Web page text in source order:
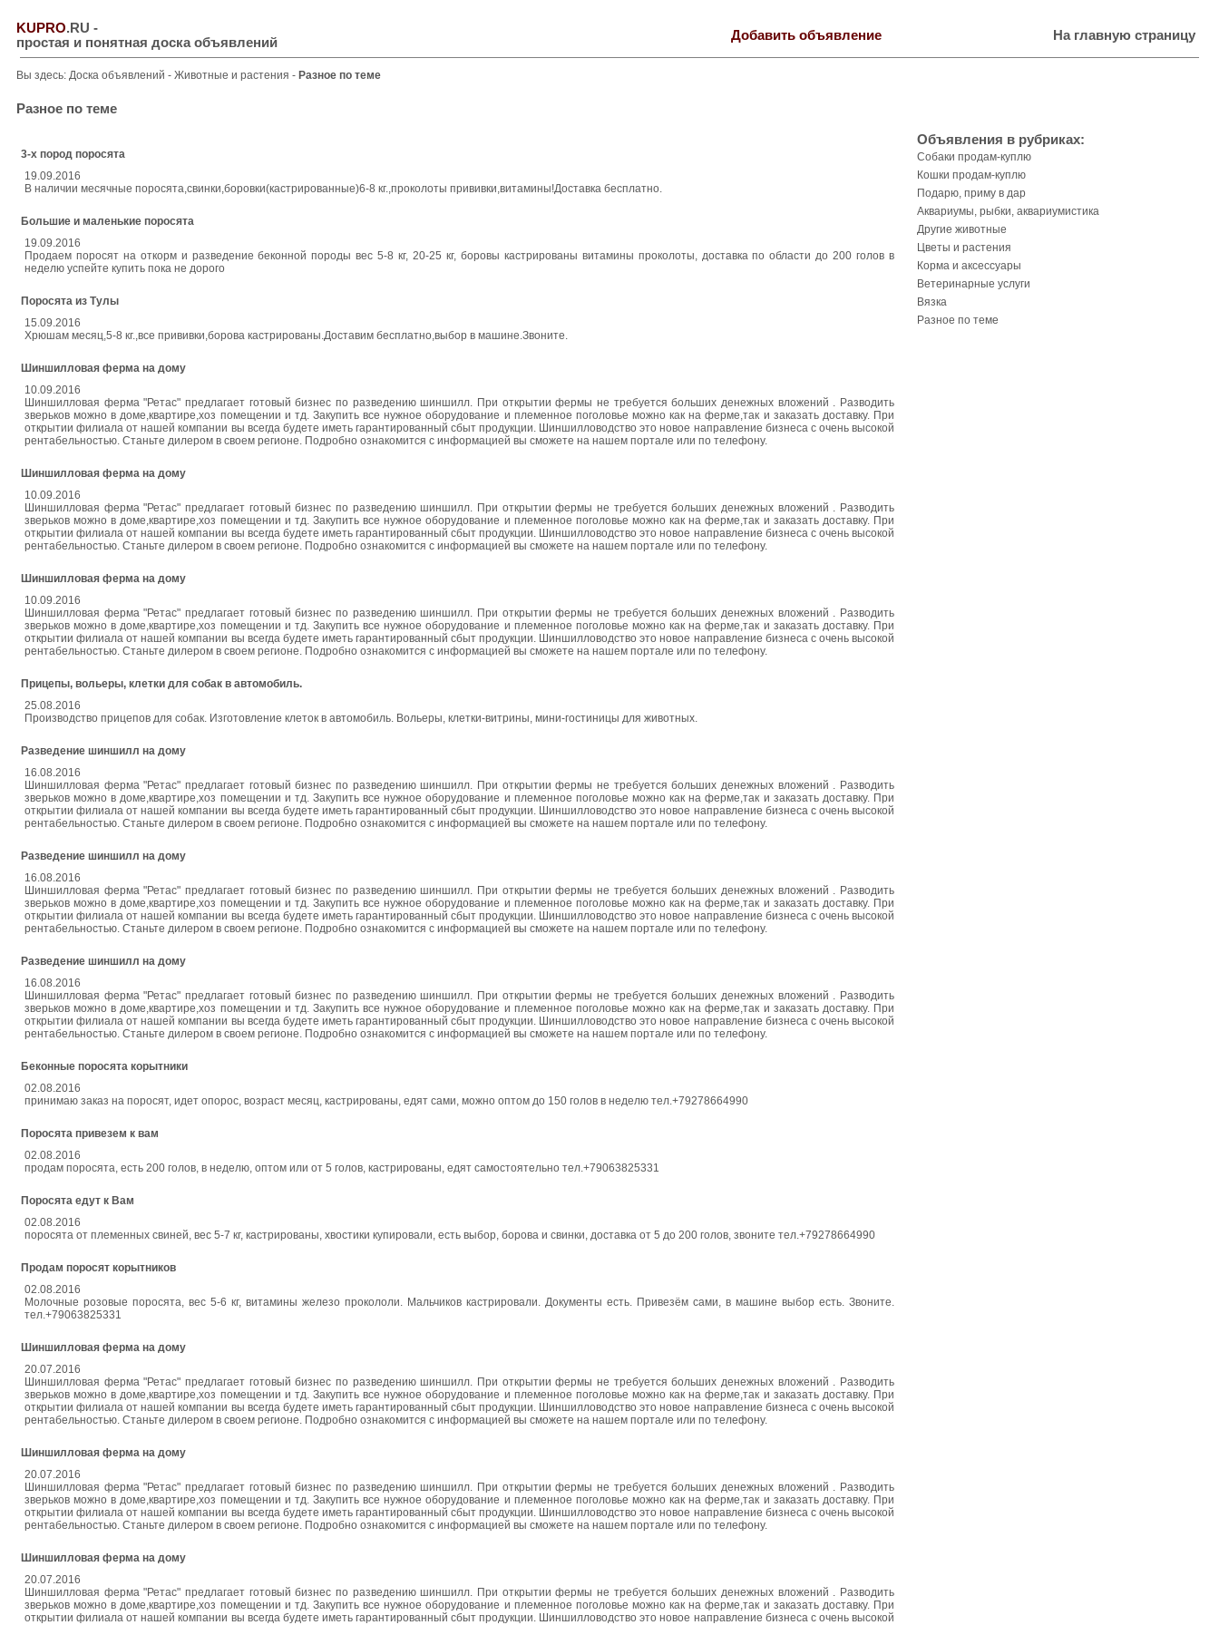
KUPRO.RU -
простая и понятная доска объявлений
Добавить объявление На главную страницу
Вы здесь: Доска объявлений - Животные и растения - Разное по теме
Разное по теме
3-х пород поросята
19.09.2016
В наличии месячные поросята,свинки,боровки(кастрированные)6-8 кг.,проколоты прививки,витамины!Доставка бесплатно.
Большие и маленькие поросята
19.09.2016
Продаем поросят на откорм и разведение беконной породы вес 5-8 кг, 20-25 кг, боровы кастрированы витамины проколоты, доставка по области до 200 голов в
неделю успейте купить пока не дорого
Поросята из Тулы
15.09.2016
Хрюшам месяц,5-8 кг.,все прививки,борова кастрированы.Доставим бесплатно,выбор в машине.Звоните.
Шиншилловая ферма на дому
10.09.2016
Шиншилловая ферма "Ретас" предлагает готовый бизнес по разведению шиншилл. При открытии фермы не требуется больших денежных вложений . Разводить
зверьков можно в доме,квартире,хоз помещении и тд. Закупить все нужное оборудование и племенное поголовье можно как на ферме,так и заказать доставку. При
открытии филиала от нашей компании вы всегда будете иметь гарантированный сбыт продукции. Шиншилловодство это новое направление бизнеса с очень высокой
рентабельностью. Станьте дилером в своем регионе. Подробно ознакомится с информацией вы сможете на нашем портале или по телефону.
Шиншилловая ферма на дому
10.09.2016
Шиншилловая ферма "Ретас" предлагает готовый бизнес по разведению шиншилл. При открытии фермы не требуется больших денежных вложений . Разводить
зверьков можно в доме,квартире,хоз помещении и тд. Закупить все нужное оборудование и племенное поголовье можно как на ферме,так и заказать доставку. При
открытии филиала от нашей компании вы всегда будете иметь гарантированный сбыт продукции. Шиншилловодство это новое направление бизнеса с очень высокой
рентабельностью. Станьте дилером в своем регионе. Подробно ознакомится с информацией вы сможете на нашем портале или по телефону.
Шиншилловая ферма на дому
10.09.2016
Шиншилловая ферма "Ретас" предлагает готовый бизнес по разведению шиншилл. При открытии фермы не требуется больших денежных вложений . Разводить
зверьков можно в доме,квартире,хоз помещении и тд. Закупить все нужное оборудование и племенное поголовье можно как на ферме,так и заказать доставку. При
открытии филиала от нашей компании вы всегда будете иметь гарантированный сбыт продукции. Шиншилловодство это новое направление бизнеса с очень высокой
рентабельностью. Станьте дилером в своем регионе. Подробно ознакомится с информацией вы сможете на нашем портале или по телефону.
Прицепы, вольеры, клетки для собак в автомобиль.
25.08.2016
Производство прицепов для собак. Изготовление клеток в автомобиль. Вольеры, клетки-витрины, мини-гостиницы для животных.
Разведение шиншилл на дому
16.08.2016
Шиншилловая ферма "Ретас" предлагает готовый бизнес по разведению шиншилл. При открытии фермы не требуется больших денежных вложений . Разводить
зверьков можно в доме,квартире,хоз помещении и тд. Закупить все нужное оборудование и племенное поголовье можно как на ферме,так и заказать доставку. При
открытии филиала от нашей компании вы всегда будете иметь гарантированный сбыт продукции. Шиншилловодство это новое направление бизнеса с очень высокой
рентабельностью. Станьте дилером в своем регионе. Подробно ознакомится с информацией вы сможете на нашем портале или по телефону.
Разведение шиншилл на дому
16.08.2016
Шиншилловая ферма "Ретас" предлагает готовый бизнес по разведению шиншилл. При открытии фермы не требуется больших денежных вложений . Разводить
зверьков можно в доме,квартире,хоз помещении и тд. Закупить все нужное оборудование и племенное поголовье можно как на ферме,так и заказать доставку. При
открытии филиала от нашей компании вы всегда будете иметь гарантированный сбыт продукции. Шиншилловодство это новое направление бизнеса с очень высокой
рентабельностью. Станьте дилером в своем регионе. Подробно ознакомится с информацией вы сможете на нашем портале или по телефону.
Разведение шиншилл на дому
16.08.2016
Шиншилловая ферма "Ретас" предлагает готовый бизнес по разведению шиншилл. При открытии фермы не требуется больших денежных вложений . Разводить
зверьков можно в доме,квартире,хоз помещении и тд. Закупить все нужное оборудование и племенное поголовье можно как на ферме,так и заказать доставку. При
открытии филиала от нашей компании вы всегда будете иметь гарантированный сбыт продукции. Шиншилловодство это новое направление бизнеса с очень высокой
рентабельностью. Станьте дилером в своем регионе. Подробно ознакомится с информацией вы сможете на нашем портале или по телефону.
Беконные поросята корытники
02.08.2016
принимаю заказ на поросят, идет опорос, возраст месяц, кастрированы, едят сами, можно оптом до 150 голов в неделю тел.+79278664990
Поросята привезем к вам
02.08.2016
продам поросята, есть 200 голов, в неделю, оптом или от 5 голов, кастрированы, едят самостоятельно тел.+79063825331
Поросята едут к Вам
02.08.2016
поросята от племенных свиней, вес 5-7 кг, кастрированы, хвостики купировали, есть выбор, борова и свинки, доставка от 5 до 200 голов, звоните тел.+79278664990
Продам поросят корытников
02.08.2016
Молочные розовые поросята, вес 5-6 кг, витамины железо прокололи. Мальчиков кастрировали. Документы есть. Привезём сами, в машине выбор есть. Звоните.
тел.+79063825331
Шиншилловая ферма на дому
20.07.2016
Шиншилловая ферма "Ретас" предлагает готовый бизнес по разведению шиншилл. При открытии фермы не требуется больших денежных вложений . Разводить
зверьков можно в доме,квартире,хоз помещении и тд. Закупить все нужное оборудование и племенное поголовье можно как на ферме,так и заказать доставку. При
открытии филиала от нашей компании вы всегда будете иметь гарантированный сбыт продукции. Шиншилловодство это новое направление бизнеса с очень высокой
рентабельностью. Станьте дилером в своем регионе. Подробно ознакомится с информацией вы сможете на нашем портале или по телефону.
Шиншилловая ферма на дому
20.07.2016
Шиншилловая ферма "Ретас" предлагает готовый бизнес по разведению шиншилл. При открытии фермы не требуется больших денежных вложений . Разводить
зверьков можно в доме,квартире,хоз помещении и тд. Закупить все нужное оборудование и племенное поголовье можно как на ферме,так и заказать доставку. При
открытии филиала от нашей компании вы всегда будете иметь гарантированный сбыт продукции. Шиншилловодство это новое направление бизнеса с очень высокой
рентабельностью. Станьте дилером в своем регионе. Подробно ознакомится с информацией вы сможете на нашем портале или по телефону.
Шиншилловая ферма на дому
20.07.2016
Шиншилловая ферма "Ретас" предлагает готовый бизнес по разведению шиншилл. При открытии фермы не требуется больших денежных вложений . Разводить
зверьков можно в доме,квартире,хоз помещении и тд. Закупить все нужное оборудование и племенное поголовье можно как на ферме,так и заказать доставку. При
открытии филиала от нашей компании вы всегда будете иметь гарантированный сбыт продукции. Шиншилловодство это новое направление бизнеса с очень высокой
Объявления в рубриках:
Собаки продам-куплю
Кошки продам-куплю
Подарю, приму в дар
Аквариумы, рыбки, аквариумистика
Другие животные
Цветы и растения
Корма и аксессуары
Ветеринарные услуги
Вязка
Разное по теме